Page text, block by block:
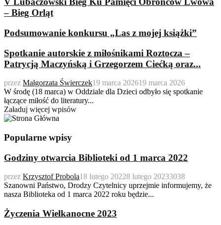
– Bieg Orląt
Podsumowanie konkursu „Las z mojej książki”
Spotkanie autorskie z miłośnikami Roztocza –
Patrycją Maczyńską i Grzegorzem Ciećką oraz...
przez Małgorzata Świerczek19 marca 202619 marca 2026
W środę (18 marca) w Oddziale dla Dzieci odbyło się spotkanie
łączące miłość do literatury...
Załaduj więcej wpisów
Popularne wpisy
Godziny otwarcia Biblioteki od 1 marca 2022
przez Krzysztof Probola18 lutego 20228 lutego 20233038
Szanowni Państwo, Drodzy Czytelnicy uprzejmie informujemy, że
nasza Biblioteka od 1 marca 2022 roku będzie...
Życzenia Wielkanocne 2023